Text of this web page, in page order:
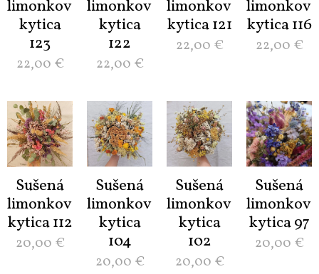
limonková
kytica
123
22,00 €
limonková
kytica
122
22,00 €
limonková
kytica 121
22,00 €
limonková
kytica 116
22,00 €
Sušená
limonková
kytica 112
20,00 €
Sušená
limonková
kytica
104
20,00 €
Sušená
limonková
kytica
102
20,00 €
Sušená
limonková
kytica 97
20,00 €